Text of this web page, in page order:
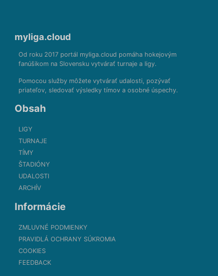
myliga.cloud
Od roku 2017 portál myliga.cloud pomáha hokejovým
fanúšikom na Slovensku vytvárať turnaje a ligy.
Pomocou služby môžete vytvárať udalosti, pozývať
priateľov, sledovať výsledky tímov a osobné úspechy.
Obsah
LIGY
TURNAJE
TÍMY
ŠTADIÓNY
UDALOSTI
ARCHÍV
Informácie
ZMLUVNÉ PODMIENKY
PRAVIDLÁ OCHRANY SÚKROMIA
COOKIES
FEEDBACK